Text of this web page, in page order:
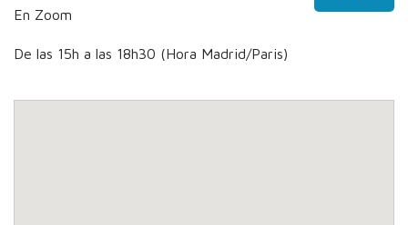
En Zoom
De las 15h a las 18h30 (Hora Madrid/Paris)